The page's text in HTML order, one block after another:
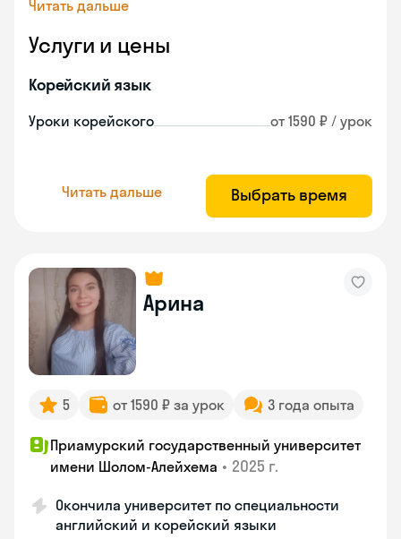
Читать дальше
Услуги и цены
Корейский язык
Уроки корейского от 1590 ₽ / урок
Читать дальше Выбрать время
Арина
5 от 1590 ₽ за урок 3 года опыта
Приамурский государственный университет
имени Шолом-Алейхема • 2025 г.
Окончила университет по специальности
английский и корейский языки